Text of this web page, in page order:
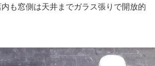
も窓側は天井までガラス張りで開放的